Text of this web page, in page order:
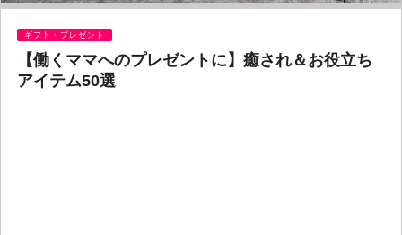
ギフト・プレゼント
【働くママへのプレゼントに】癒され＆お役立ち
アイテム50選